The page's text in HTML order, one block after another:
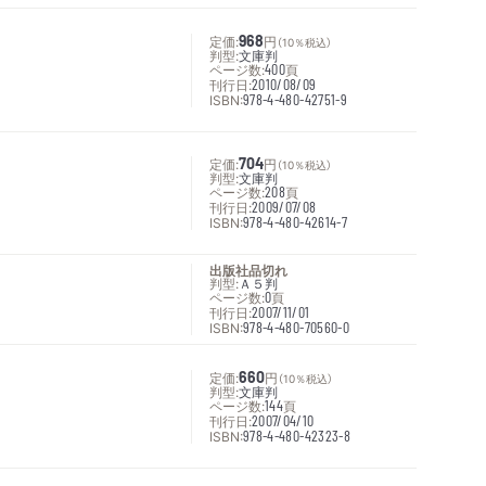
定価:968円 （10％税込）
判型:文庫判
ページ数:400頁
刊行日:2010/08/09
ISBN:978-4-480-42751-9
定価:704円 （10％税込）
判型:文庫判
ページ数:208頁
刊行日:2009/07/08
ISBN:978-4-480-42614-7
出版社品切れ
判型: Ａ５判
ページ数:0頁
刊行日:2007/11/01
ISBN:978-4-480-70560-0
定価:660円 （10％税込）
判型:文庫判
ページ数:144頁
刊行日:2007/04/10
ISBN:978-4-480-42323-8